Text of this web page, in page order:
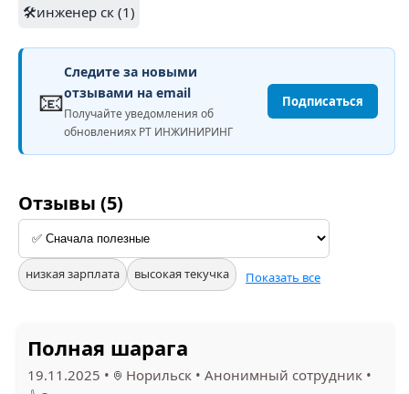
🛠️инженер ск (1)
📧
Следите за новыми
отзывами на email
Получайте уведомления об
обновлениях РТ ИНЖИНИРИНГ
Подписаться
Отзывы (5)
низкая зарплата высокая текучка Показать все
Полная шарага
19.11.2025 • Норильск • Анонимный сотрудник •